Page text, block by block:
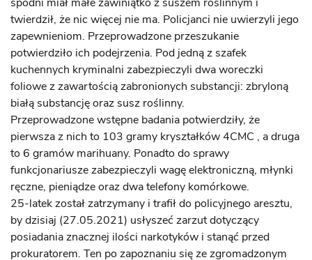
spodni miał małe zawiniątko z suszem roślinnym i
twierdził, że nic więcej nie ma. Policjanci nie uwierzyli jego
zapewnieniom. Przeprowadzone przeszukanie
potwierdziło ich podejrzenia. Pod jedną z szafek
kuchennych kryminalni zabezpieczyli dwa woreczki
foliowe z zawartością zabronionych substancji: zbryloną
białą substancję oraz susz roślinny.
Przeprowadzone wstępne badania potwierdziły, że
pierwsza z nich to 103 gramy kryształków 4CMC , a druga
to 6 gramów marihuany. Ponadto do sprawy
funkcjonariusze zabezpieczyli wagę elektroniczną, młynki
ręczne, pieniądze oraz dwa telefony komórkowe.
25-latek został zatrzymany i trafił do policyjnego aresztu,
by dzisiaj (27.05.2021) usłyszeć zarzut dotyczący
posiadania znacznej ilości narkotyków i stanąć przed
prokuratorem. Ten po zapoznaniu się ze zgromadzonym